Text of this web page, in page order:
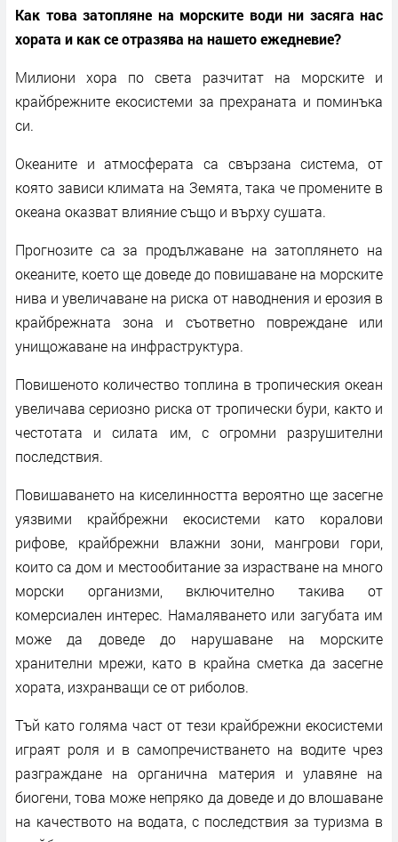
Как това затопляне на морските води ни засяга нас
хората и как се отразява на нашето ежедневие?
Милиони хора по света разчитат на морските и
крайбрежните екосистеми за прехраната и поминъка
си.
Океаните и атмосферата са свързана система, от
която зависи климата на Земята, така че промените в
океана оказват влияние също и върху сушата.
Прогнозите са за продължаване на затоплянето на
океаните, което ще доведе до повишаване на морските
нива и увеличаване на риска от наводнения и ерозия в
крайбрежната зона и съответно повреждане или
унищожаване на инфраструктура.
Повишеното количество топлина в тропическия океан
увеличава сериозно риска от тропически бури, както и
честотата и силата им, с огромни разрушителни
последствия.
Повишаването на киселинността вероятно ще засегне
уязвими крайбрежни екосистеми като коралови
рифове, крайбрежни влажни зони, мангрови гори,
които са дом и местообитание за израстване на много
морски организми, включително такива от
комерсиален интерес. Намаляването или загубата им
може да доведе до нарушаване на морските
хранителни мрежи, като в крайна сметка да засегне
хората, изхранващи се от риболов.
Тъй като голяма част от тези крайбрежни екосистеми
играят роля и в самопречистването на водите чрез
разграждане на органична материя и улавяне на
биогени, това може непряко да доведе и до влошаване
на качеството на водата, с последствия за туризма в